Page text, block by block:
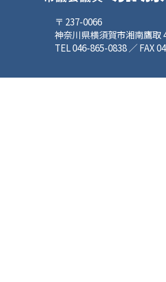
〒 237-0066
神奈川県横須賀市湘南鷹取
TEL 046-865-0838 ／ FAX